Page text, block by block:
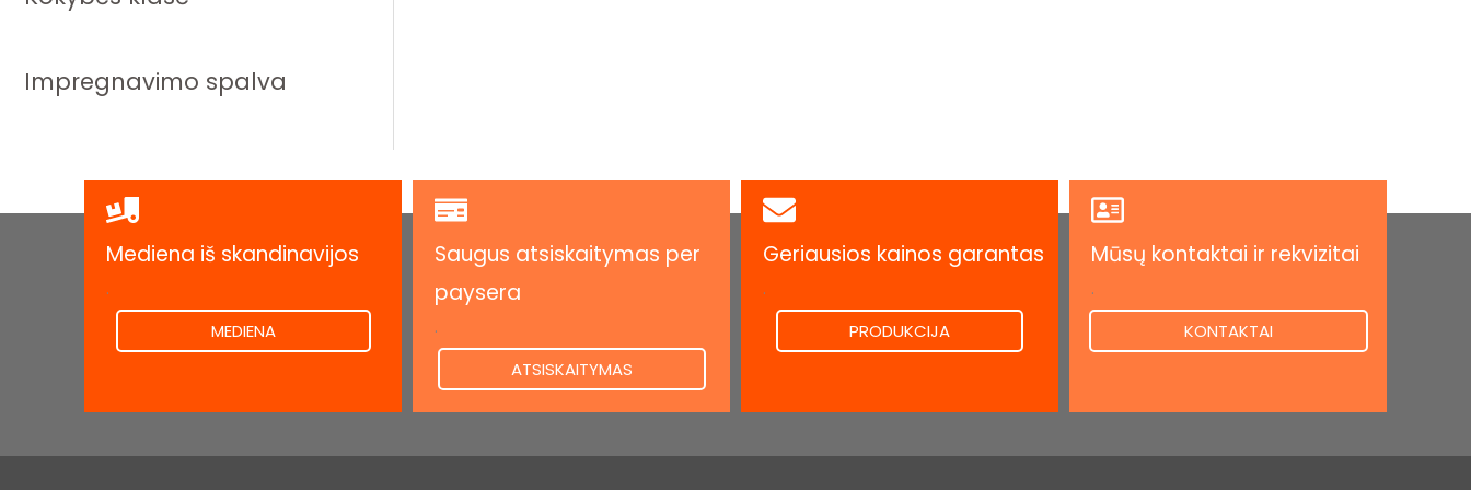
Impregnavimo spalva
Mediena iš skandinavijos
.
MEDIENA
Saugus atsiskaitymas per
paysera
.
ATSISKAITYMAS
Geriausios kainos garantas
.
PRODUKCIJA
Mūsų kontaktai ir rekvizitai
.
KONTAKTAI